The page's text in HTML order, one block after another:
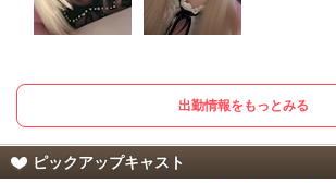
出勤情報をもっとみる
ピックアップキャスト